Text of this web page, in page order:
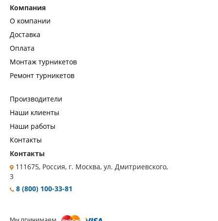
Компания
О компании
Доставка
Оплата
Монтаж турникетов
Ремонт турникетов
Производители
Наши клиенты
Наши работы
Контакты
Контакты
111675, Россия, г. Москва, ул. Дмитриевского,
3
8 (800) 100-33-81